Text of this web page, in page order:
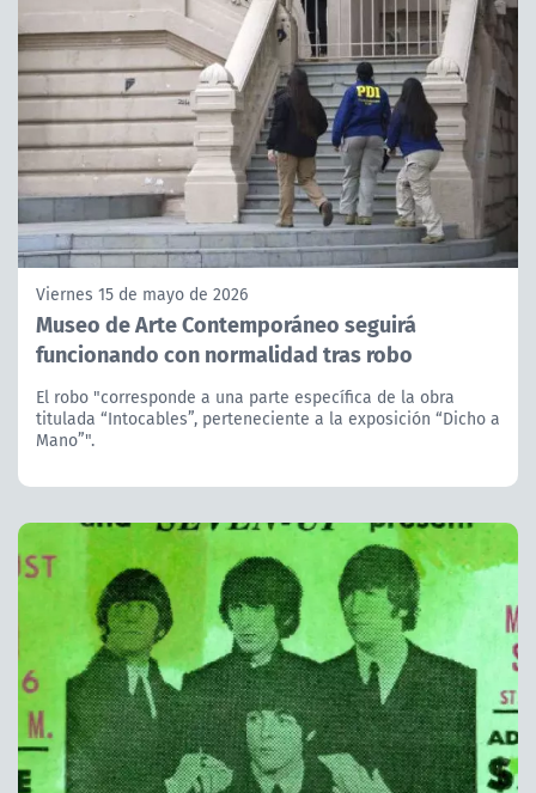
Viernes 15 de mayo de 2026
Museo de Arte Contemporáneo seguirá
funcionando con normalidad tras robo
El robo "corresponde a una parte específica de la obra
titulada “Intocables”, perteneciente a la exposición “Dicho a
Mano”".